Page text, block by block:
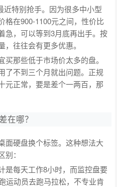
特别抢手。因为很多中小型
格在900-1100元之间，性价比
急，可以等到3月底再出手。按
往往会有更多优惠。
那些低于市场价太多的盘。
了不到三个月就出问题。正规
元正常，要是差个一两百，那
在哪？
面硬盘换个标签。这种想法大
：
是每天工作8小时，而监控盘要
运动员去跑马拉松，不专业肯